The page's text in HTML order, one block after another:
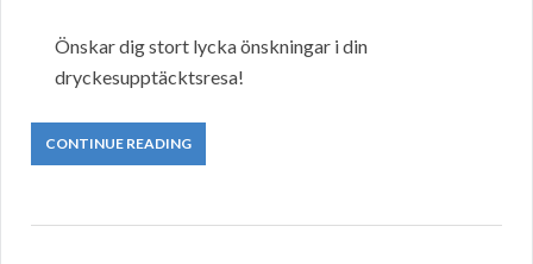
Önskar dig stort lycka önskningar i din
dryckesupptäcktsresa!
CONTINUE READING